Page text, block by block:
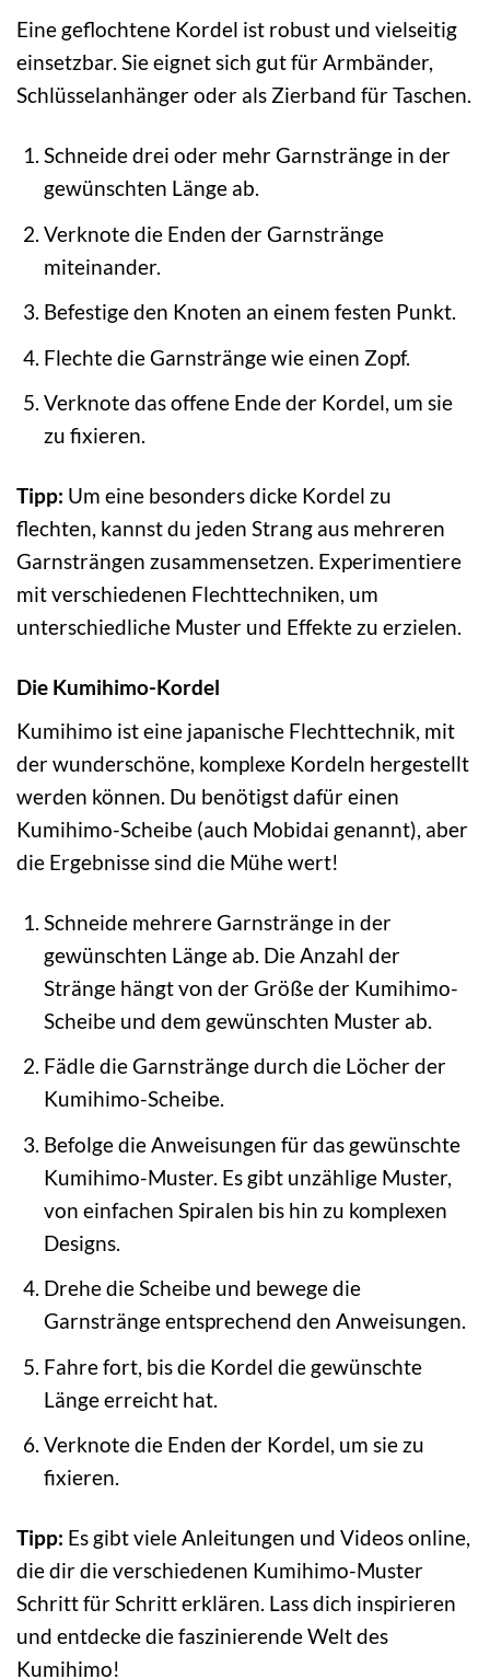
Eine geflochtene Kordel ist robust und vielseitig
einsetzbar. Sie eignet sich gut für Armbänder,
Schlüsselanhänger oder als Zierband für Taschen.
Schneide drei oder mehr Garnstränge in der
gewünschten Länge ab.
Verknote die Enden der Garnstränge
miteinander.
Befestige den Knoten an einem festen Punkt.
Flechte die Garnstränge wie einen Zopf.
Verknote das offene Ende der Kordel, um sie
zu fixieren.
Tipp: Um eine besonders dicke Kordel zu
flechten, kannst du jeden Strang aus mehreren
Garnsträngen zusammensetzen. Experimentiere
mit verschiedenen Flechttechniken, um
unterschiedliche Muster und Effekte zu erzielen.
Die Kumihimo-Kordel
Kumihimo ist eine japanische Flechttechnik, mit
der wunderschöne, komplexe Kordeln hergestellt
werden können. Du benötigst dafür einen
Kumihimo-Scheibe (auch Mobidai genannt), aber
die Ergebnisse sind die Mühe wert!
Schneide mehrere Garnstränge in der
gewünschten Länge ab. Die Anzahl der
Stränge hängt von der Größe der Kumihimo-
Scheibe und dem gewünschten Muster ab.
Fädle die Garnstränge durch die Löcher der
Kumihimo-Scheibe.
Befolge die Anweisungen für das gewünschte
Kumihimo-Muster. Es gibt unzählige Muster,
von einfachen Spiralen bis hin zu komplexen
Designs.
Drehe die Scheibe und bewege die
Garnstränge entsprechend den Anweisungen.
Fahre fort, bis die Kordel die gewünschte
Länge erreicht hat.
Verknote die Enden der Kordel, um sie zu
fixieren.
Tipp: Es gibt viele Anleitungen und Videos online,
die dir die verschiedenen Kumihimo-Muster
Schritt für Schritt erklären. Lass dich inspirieren
und entdecke die faszinierende Welt des
Kumihimo!